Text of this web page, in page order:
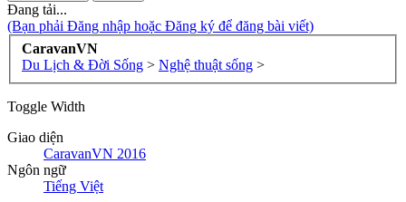
Đang tải...
(Bạn phải Đăng nhập hoặc Đăng ký để đăng bài viết)
CaravanVN
Du Lịch & Đời Sống > Nghệ thuật sống >
Toggle Width
Giao diện
CaravanVN 2016
Ngôn ngữ
Tiếng Việt